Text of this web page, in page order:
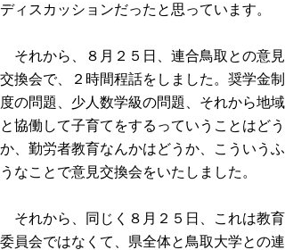
ディスカッションだったと思っています。
それから、８月２５日、連合鳥取との意見
交換会で、２時間程話をしました。奨学金制
度の問題、少人数学級の問題、それから地域
と協働して子育てをするっていうことはどう
か、勤労者教育なんかはどうか、こういうふ
うなことで意見交換会をいたしました。
それから、同じく８月２５日、これは教育
委員会ではなくて、県全体と鳥取大学との連